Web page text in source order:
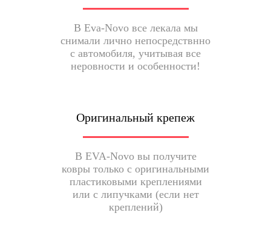
В Eva-Novo все лекала мы
снимали лично непосредствнно
с автомобиля, учитывая все
неровности и особенности!
Оригинальный крепеж
В EVA-Novo вы получите
ковры только с оригинальными
пластиковыми креплениями
или с липучками (если нет
креплений)